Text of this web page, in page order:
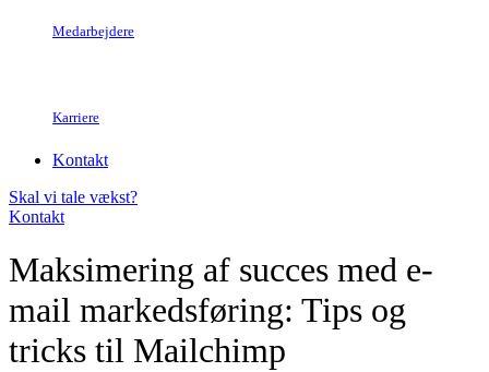
Medarbejdere
Karriere
Kontakt
Skal vi tale vækst?
Kontakt
Maksimering af succes med e-
mail markedsføring: Tips og
tricks til Mailchimp